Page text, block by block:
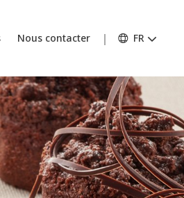
Nous contacter FR